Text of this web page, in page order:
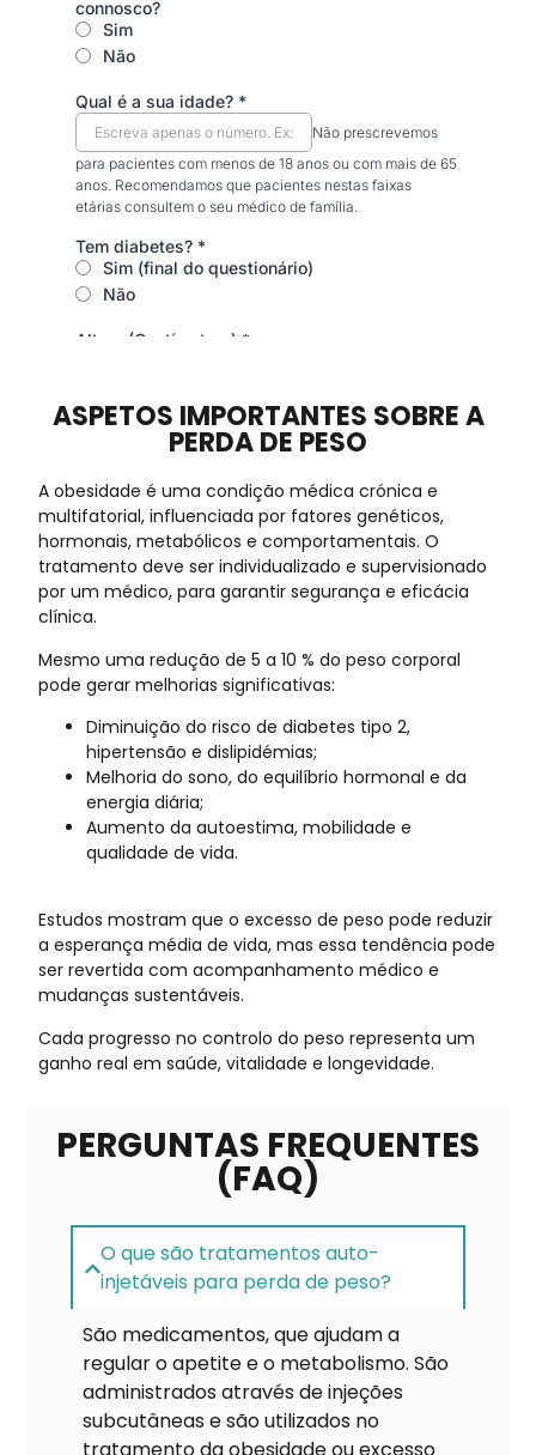
ASPETOS IMPORTANTES SOBRE A
PERDA DE PESO
A obesidade é uma condição médica crónica e
multifatorial, influenciada por fatores genéticos,
hormonais, metabólicos e comportamentais. O
tratamento deve ser individualizado e supervisionado
por um médico, para garantir segurança e eficácia
clínica.
Mesmo uma redução de 5 a 10 % do peso corporal
pode gerar melhorias significativas:
Diminuição do risco de diabetes tipo 2,
hipertensão e dislipidémias;
Melhoria do sono, do equilíbrio hormonal e da
energia diária;
Aumento da autoestima, mobilidade e
qualidade de vida.
Estudos mostram que o excesso de peso pode reduzir
a esperança média de vida, mas essa tendência pode
ser revertida com acompanhamento médico e
mudanças sustentáveis.
Cada progresso no controlo do peso representa um
ganho real em saúde, vitalidade e longevidade.
PERGUNTAS FREQUENTES
(FAQ)
O que são tratamentos auto-
injetáveis para perda de peso?
São medicamentos, que ajudam a
regular o apetite e o metabolismo. São
administrados através de injeções
subcutâneas e são utilizados no